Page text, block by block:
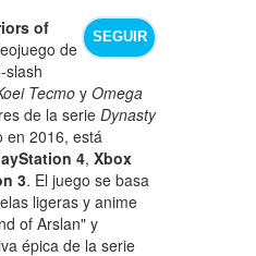
SEGUIR
of
de
slash
Tecmo yOmega
de la serieDynasty
en 2016, está
4,Xbox
3. El juego se basa
ligeras y anime
of Arslan" y
épica de la serie